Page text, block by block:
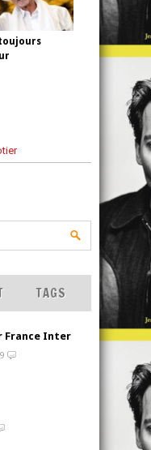
TAGS
France Inter